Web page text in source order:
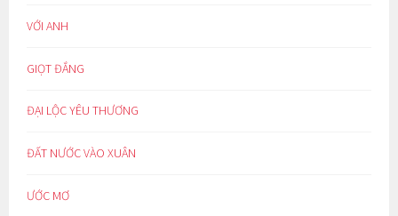
VỚI ANH
GIỌT ĐẮNG
ĐẠI LỘC YÊU THƯƠNG
ĐẤT NƯỚC VÀO XUÂN
ƯỚC MƠ